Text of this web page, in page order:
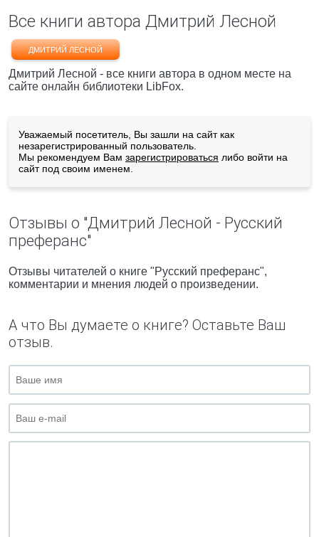
Все книги автора Дмитрий Лесной
ДМИТРИЙ ЛЕСНОЙ
Дмитрий Лесной - все книги автора в одном месте на
сайте онлайн библиотеки LibFox.
Уважаемый посетитель, Вы зашли на сайт как
незарегистрированный пользователь.
Мы рекомендуем Вам зарегистрироваться либо войти на
сайт под своим именем.
Отзывы о "Дмитрий Лесной - Русский
преферанс"
Отзывы читателей о книге "Русский преферанс",
комментарии и мнения людей о произведении.
А что Вы думаете о книге? Оставьте Ваш
отзыв.